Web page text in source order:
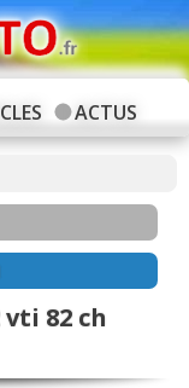
ACTUS
vti 82 ch